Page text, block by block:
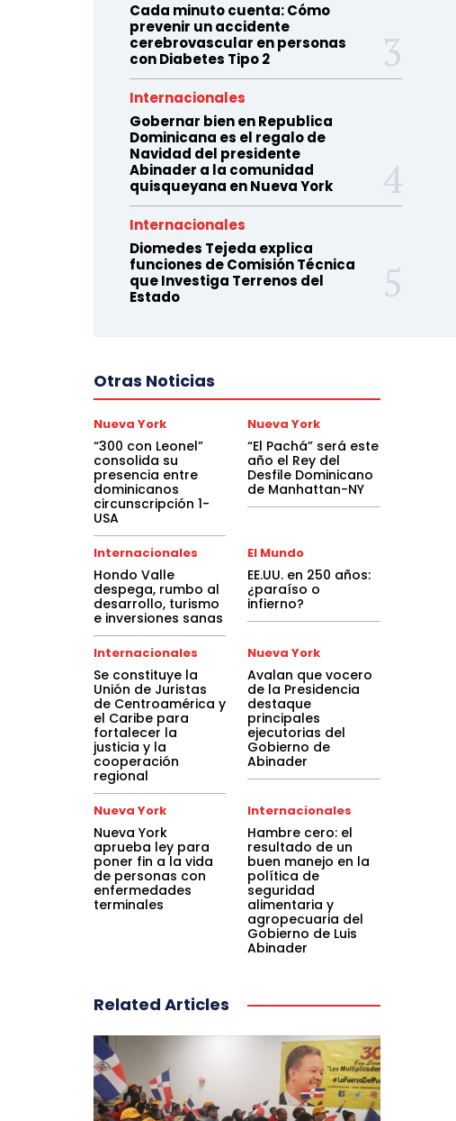
Cada minuto cuenta: Cómo
prevenir un accidente
cerebrovascular en personas
con Diabetes Tipo 2
Internacionales
Gobernar bien en Republica
Dominicana es el regalo de
Navidad del presidente
Abinader a la comunidad
quisqueyana en Nueva York
Internacionales
Diomedes Tejeda explica
funciones de Comisión Técnica
que Investiga Terrenos del
Estado
Otras Noticias
Nueva York
“300 con Leonel”
consolida su
presencia entre
dominicanos
circunscripción 1-
USA
Nueva York
“El Pachá” será este
año el Rey del
Desfile Dominicano
de Manhattan-NY
Internacionales
Hondo Valle
despega, rumbo al
desarrollo, turismo
e inversiones sanas
El Mundo
EE.UU. en 250 años:
¿paraíso o
infierno?
Internacionales
Se constituye la
Unión de Juristas
de Centroamérica y
el Caribe para
fortalecer la
justicia y la
cooperación
regional
Nueva York
Avalan que vocero
de la Presidencia
destaque
principales
ejecutorias del
Gobierno de
Abinader
Nueva York
Nueva York
aprueba ley para
poner fin a la vida
de personas con
enfermedades
terminales
Internacionales
Hambre cero: el
resultado de un
buen manejo en la
política de
seguridad
alimentaria y
agropecuaria del
Gobierno de Luis
Abinader
Related Articles